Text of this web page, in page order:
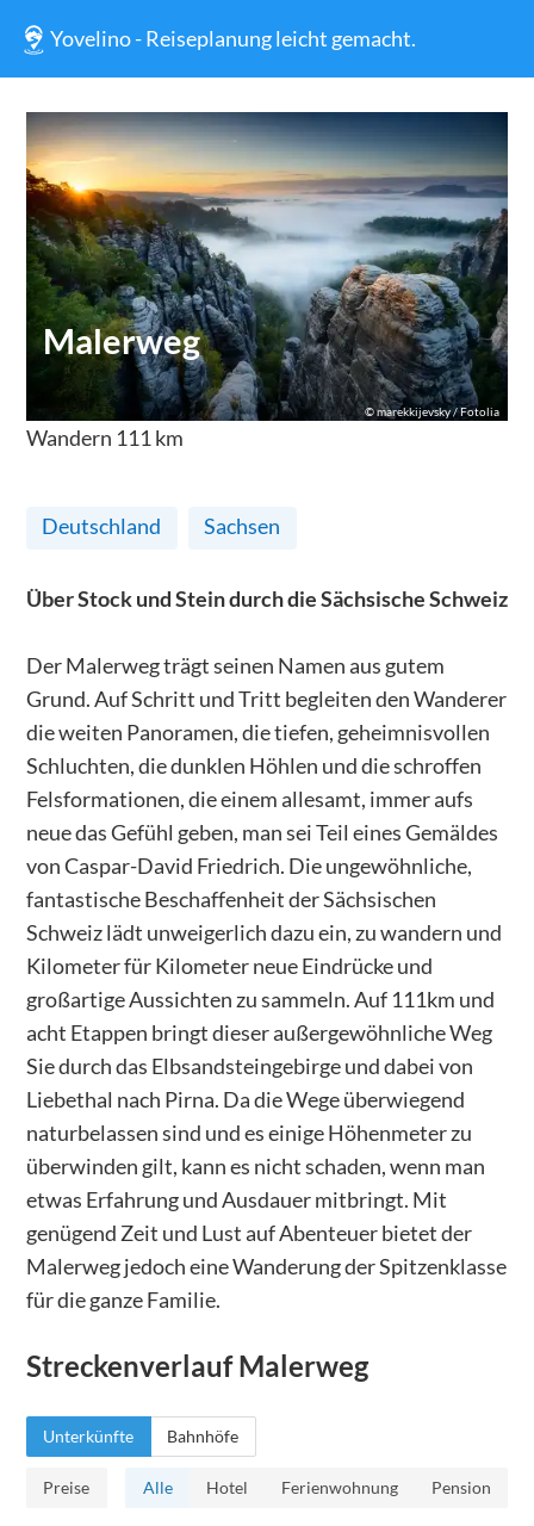
Yovelino - Reiseplanung leicht gemacht.
©marekkijevsky / Fotolia
Malerweg
Wandern 111 km
Deutschland Sachsen
Über Stock und Stein durch die Sächsische Schweiz
Der Malerweg trägt seinen Namen aus gutem
Grund. Auf Schritt und Tritt begleiten den Wanderer
die weiten Panoramen, die tiefen, geheimnisvollen
Schluchten, die dunklen Höhlen und die schroffen
Felsformationen, die einem allesamt, immer aufs
neue das Gefühl geben, man sei Teil eines Gemäldes
von Caspar-David Friedrich. Die ungewöhnliche,
fantastische Beschaffenheit der Sächsischen
Schweiz lädt unweigerlich dazu ein, zu wandern und
Kilometer für Kilometer neue Eindrücke und
großartige Aussichten zu sammeln. Auf 111km und
acht Etappen bringt dieser außergewöhnliche Weg
Sie durch das Elbsandsteingebirge und dabei von
Liebethal nach Pirna. Da die Wege überwiegend
naturbelassen sind und es einige Höhenmeter zu
überwinden gilt, kann es nicht schaden, wenn man
etwas Erfahrung und Ausdauer mitbringt. Mit
genügend Zeit und Lust auf Abenteuer bietet der
Malerweg jedoch eine Wanderung der Spitzenklasse
für die ganze Familie.
StreckenverlaufMalerweg
Unterkünfte Bahnhöfe
Preise Alle Hotel Ferienwohnung Pension